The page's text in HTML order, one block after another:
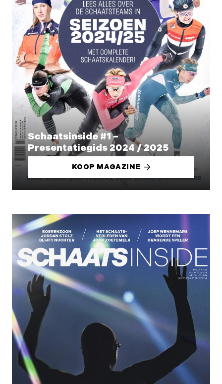
Schaatsinside #1 –
Presentatiegids 2024 / 2025
KOOP MAGAZINE